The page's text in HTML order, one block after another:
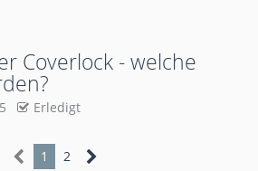
Coverlock - welche
Erledigt
1 2